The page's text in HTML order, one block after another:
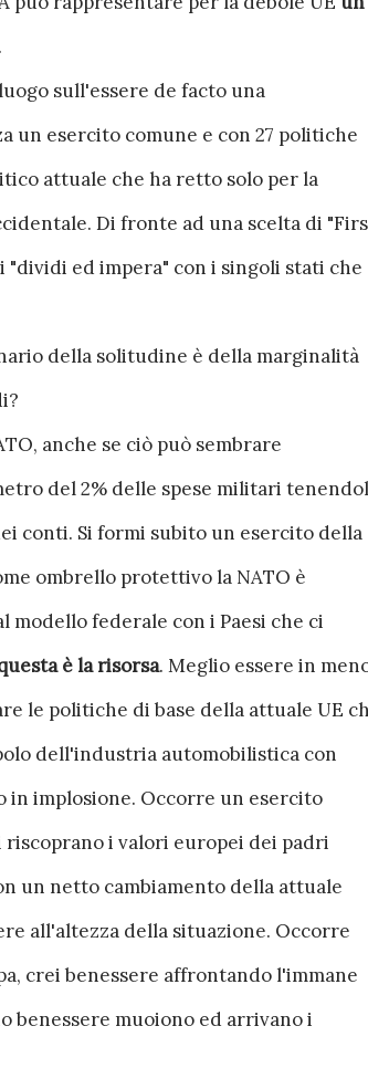
sull'essere de facto una
un esercito comune e con 27 politiche
attuale che ha retto solo per la
Di fronte ad una scelta di
"dividi ed impera" con i singoli stati che
della solitudine è della marginalità
anche se ciò può sembrare
del 2% delle spese militari
conti. Si formi subito un esercito della
ombrello protettivo la NATO è
modello federale con i Paesi che ci
è la risorsa. Meglio essere in
le politiche di base della attuale UE
dell'industria automobilistica con
in implosione. Occorre un esercito
i valori europei dei padri
un netto cambiamento della attuale
all'altezza della situazione. Occorre
crei benessere affrontando l'immane
benessere muoiono ed arrivano i